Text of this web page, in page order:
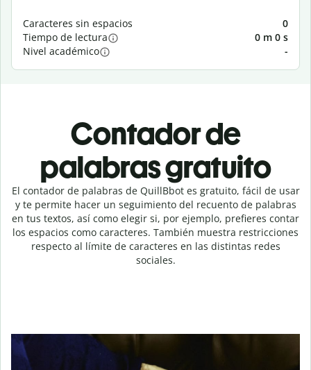
Caracteres sin espacios
0
Tiempo de lectura
0 m 0 s
Nivel académico
-
Contador de
palabras gratuito
El contador de palabras de QuillBbot es gratuito, fácil de usar
y te permite hacer un seguimiento del recuento de palabras
en tus textos, así como elegir si, por ejemplo, prefieres contar
los espacios como caracteres. También muestra restricciones
respecto al límite de caracteres en las distintas redes
sociales.